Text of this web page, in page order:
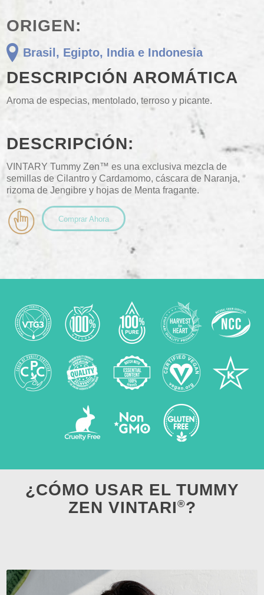
ORIGEN:
Brasil, Egipto, India e Indonesia
DESCRIPCIÓN AROMÁTICA
Aroma de especias, mentolado, terroso y picante.
DESCRIPCIÓN:
VINTARY Tummy Zen™ es una exclusiva mezcla de
semillas de Cilantro y Cardamomo, cáscara de Naranja,
rizoma de Jengibre y hojas de Menta fragante.
Comprar Ahora
¿CÓMO USAR EL TUMMY
ZEN VINTARI®?